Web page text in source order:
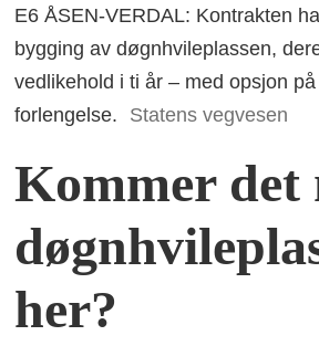
E6 ÅSEN-VERDAL: Kontrakten
bygging av døgnhvileplassen,
vedlikehold i ti år – med opsjon
forlengelse.
Statens vegvesen
Kommer det
her?